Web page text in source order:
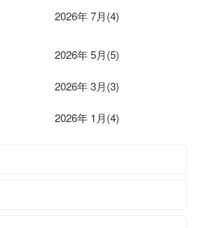
2026年 7月(4)
2026年 5月(5)
2026年 3月(3)
2026年 1月(4)